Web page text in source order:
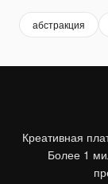
абстракция
Креативная
Более 1